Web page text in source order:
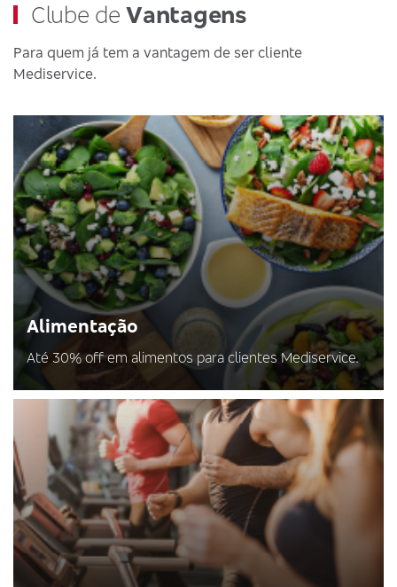
Clube deVantagens
Para quem já tem a vantagem de ser cliente
Mediservice.
Alimentação
Até 30% off em alimentos para clientes Mediservice.